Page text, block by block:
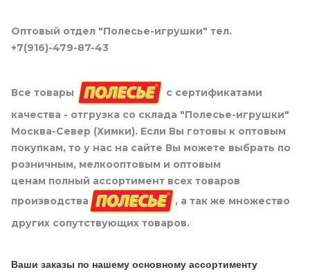
Оптовый отдел "Полесье-игрушки" тел.
+7(916)-479-87-43
Все товары
с сертификатами
качества - отгрузка со склада "Полесье-игрушки"
Москва-Север (Химки). Если Вы готовы к оптовым
покупкам, то у нас на сайте Вы можете выбрать по
розничным, мелкооптовым и оптовым
ценам полный ассортимент всех товаров
производства
, а так же множество
других сопутствующих товаров.
Ваши заказы по нашему основному ассортименту